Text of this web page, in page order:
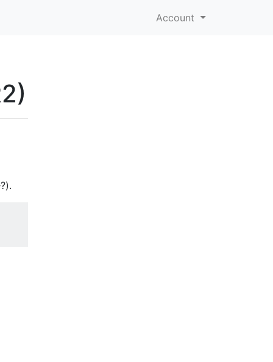
Account